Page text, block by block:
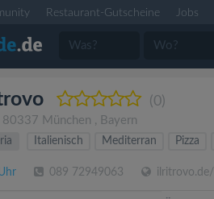
Restaurant-Gutscheine Jobs
(0)
80337 München , Bayern
Italienisch Mediterran Pizza
089 72949063 ilritrovo.de/